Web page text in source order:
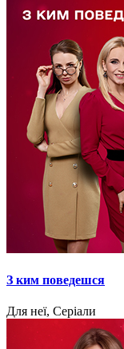
З ким поведешся
Для неї, Серіали